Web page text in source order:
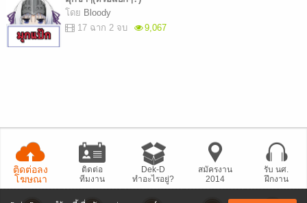
โดย Bloody
17 ฉาก 2 จบ
9,067
ติดต่อลง
โฆษณา
ติดต่อ
ทีมงาน
Dek-D
ทำอะไรอยู่?
สมัครงาน
2014
รับ นศ.
ฝึกงาน